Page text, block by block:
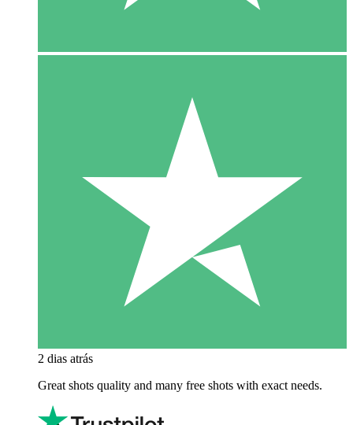
2 dias atrás
Great shots quality and many free shots with exact needs.